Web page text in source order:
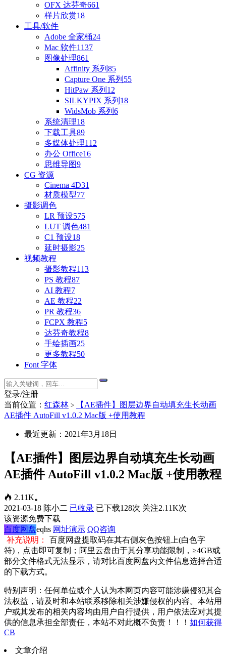
OFX 达芬奇661
样片欣赏18
工具/软件
Adobe 全家桶24
Mac 软件1137
图像处理861
Affinity 系列 85
Capture One 系列 55
HitPaw 系列 12
SILKYPIX 系列 18
WidsMob 系列 6
系统清理18
下载工具89
多媒体处理112
办公 Office16
思维导图9
CG 资源
Cinema 4D31
材质模型77
摄影调色
LR 预设575
LUT 调色481
C1 预设18
延时摄影25
视频教程
摄影教程113
PS 教程87
AI 教程7
AE 教程22
PR 教程36
FCPX 教程5
达芬奇教程8
手绘插画25
更多教程50
Font 字体
登录/注册
当前位置： 红森林 >
【AE插件】图层边界自动填充生长动画
AE插件 AutoFill v1.0.2 Mac版 +使用教程
最近更新：2021年3月18日
【AE插件】图层边界自动填充生长动画
AE插件 AutoFill v1.0.2 Mac版 +使用教程
2.11K。
2021-03-18 陈小二 已收录 已下载128次 关注2.11K次
该资源免费下载
百度网盘eqhs 网址演示 QQ咨询
补充说明：
百度网盘提取码在其右侧灰色按钮上(白色字
符)，点击即可复制；阿里云盘由于其分享功能限制，≥4GB或
部分文件格式无法显示，请对比百度网盘内文件信息选择合适
的下载方式。
特别声明：任何单位或个人认为本网页内容可能涉嫌侵犯其合
法权益，请及时和本站联系移除相关涉嫌侵权的内容。本站用
户或其发布的相关内容均由用户自行提供，用户依法应对其提
供的信息承担全部责任，本站不对此概不负责！！！ 如何获得
CB
文章介绍